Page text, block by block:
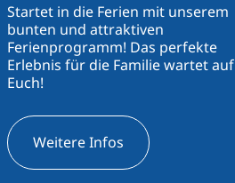
Startet in die Ferien mit unserem
bunten und attraktiven
Ferienprogramm! Das perfekte
Erlebnis für die Familie wartet auf
Euch!
Weitere Infos